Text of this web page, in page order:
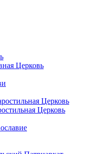
Церковь
Церковь
Церковь